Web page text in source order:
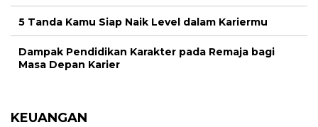
5 Tanda Kamu Siap Naik Level dalam Kariermu
Dampak Pendidikan Karakter pada Remaja bagi
Masa Depan Karier
KEUANGAN